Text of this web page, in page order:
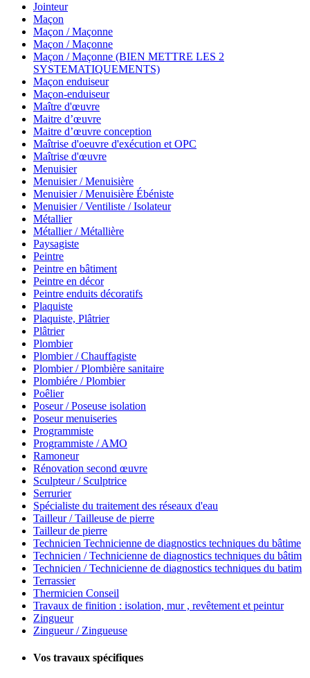
Jointeur
Maçon
Maçon / Maçonne
Maçon / Maçonne
Maçon / Maçonne (BIEN METTRE LES 2
SYSTEMATIQUEMENTS)
Maçon enduiseur
Maçon-enduiseur
Maître d'œuvre
Maitre d’œuvre
Maitre d’œuvre conception
Maîtrise d'oeuvre d'exécution et OPC
Maîtrise d'œuvre
Menuisier
Menuisier / Menuisière
Menuisier / Menuisière Ébéniste
Menuisier / Ventiliste / Isolateur
Métallier
Métallier / Métallière
Paysagiste
Peintre
Peintre en bâtiment
Peintre en décor
Peintre enduits décoratifs
Plaquiste
Plaquiste, Plâtrier
Plâtrier
Plombier
Plombier / Chauffagiste
Plombier / Plombière sanitaire
Plombiére / Plombier
Poêlier
Poseur / Poseuse isolation
Poseur menuiseries
Programmiste
Programmiste / AMO
Ramoneur
Rénovation second œuvre
Sculpteur / Sculptrice
Serrurier
Spécialiste du traitement des réseaux d'eau
Tailleur / Tailleuse de pierre
Tailleur de pierre
Technicien Technicienne de diagnostics techniques du bâtime
Technicien / Technicienne de diagnostics techniques du bâtim
Technicien / Technicienne de diagnostics techniques du batim
Terrassier
Thermicien Conseil
Travaux de finition : isolation, mur , revêtement et peintur
Zingueur
Zingueur / Zingueuse
Vos travaux spécifiques